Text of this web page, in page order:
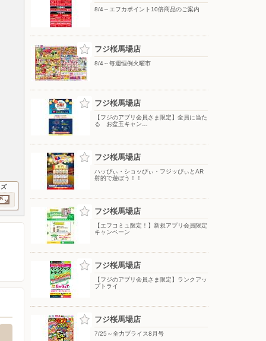
8/4～エフカポイント10倍商品のご案内
フジ桜馬場店
8/4～毎週恒例火曜市
フジ桜馬場店
【フジのアプリ会員さま限定】全員に当た
る お盆玉キャン…
フジ桜馬場店
ハッぴぃ・ショッぴぃ・フジッぴぃとAR
射的で遊ぼう！！
フジ桜馬場店
【エフコミュ限定！】新規アプリ会員限定
キャンペーン
フジ桜馬場店
【フジのアプリ会員さま限定】ランクアッ
プトライ
フジ桜馬場店
7/25～全力プライス8月号